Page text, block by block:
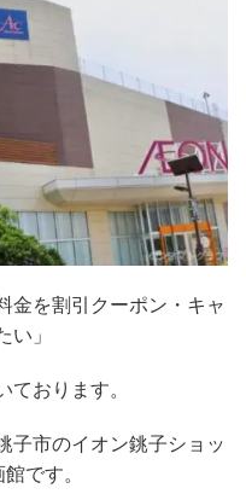
金を割引クーポン・キャ
」
ております。
子市のイオン銚子ショッ
です。